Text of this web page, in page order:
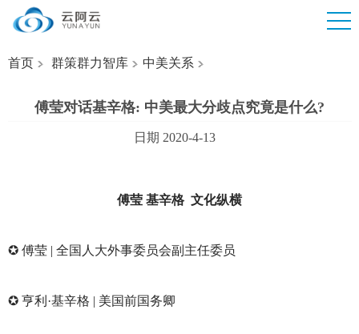
首页 群策群力智库 中美关系
傅莹对话基辛格: 中美最大分歧点究竟是什么?
日期 2020-4-13
傅莹 基辛格 文化纵横
✪傅莹 | 全国人大外事委员会副主任委员
✪亨利·基辛格 | 美国前国务卿